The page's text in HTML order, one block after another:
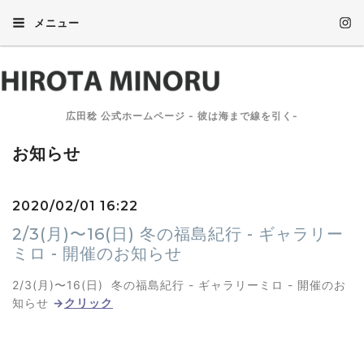
メニュー
広田稔 公式ホームページ - 彼は海まで線を引く-
お知らせ
2020/02/01 16:22
2/3(月)〜16(日) 冬の福島紀行 - ギャラリー
ミロ - 開催のお知らせ
2/3(月)〜16(日) 冬の福島紀行 - ギャラリーミロ - 開催のお
知らせ →クリック